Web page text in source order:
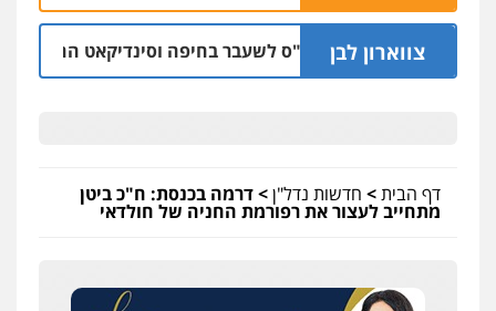
צווארון לבן
כתב אישום: יו"ר ש"ס לשעבר בחיפה וסינדיקאט ההלוואות של
דף הבית> חדשות נדל"ן>דרמה בכנסת: ח"כ ביטן
מתחייב לעצור את רפורמת החניה של חולדאי